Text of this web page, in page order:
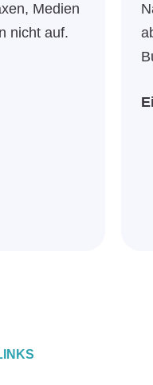
Medien
nicht auf.